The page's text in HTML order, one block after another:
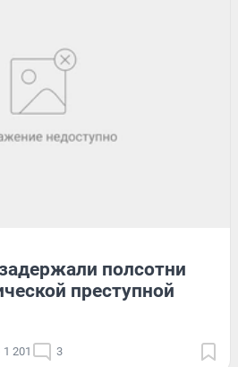
полсотни
преступной
1 201 3